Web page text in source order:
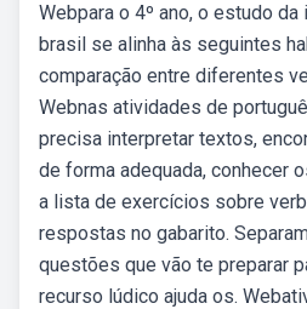
Webpara o 4º ano, o estudo
brasil se alinha às seguintes
comparação entre diferentes
Webnas atividades de
precisa interpretar textos,
de forma adequada, conhecer
a lista de exercícios sobre
respostas no gabarito.
questões que vão te preparar
recurso lúdico ajuda os.